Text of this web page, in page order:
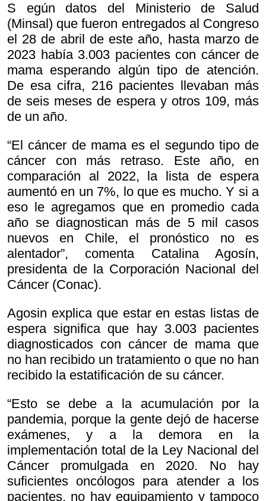
S egún datos del Ministerio de Salud
(Minsal) que fueron entregados al Congreso
el 28 de abril de este año, hasta marzo de
2023 había 3.003 pacientes con cáncer de
mama esperando algún tipo de atención.
De esa cifra, 216 pacientes llevaban más
de seis meses de espera y otros 109, más
de un año.
“El cáncer de mama es el segundo tipo de
cáncer con más retraso. Este año, en
comparación al 2022, la lista de espera
aumentó en un 7%, lo que es mucho. Y si a
eso le agregamos que en promedio cada
año se diagnostican más de 5 mil casos
nuevos en Chile, el pronóstico no es
alentador”, comenta Catalina Agosín,
presidenta de la Corporación Nacional del
Cáncer (Conac).
Agosin explica que estar en estas listas de
espera significa que hay 3.003 pacientes
diagnosticados con cáncer de mama que
no han recibido un tratamiento o que no han
recibido la estatificación de su cáncer.
“Esto se debe a la acumulación por la
pandemia, porque la gente dejó de hacerse
exámenes, y a la demora en la
implementación total de la Ley Nacional del
Cáncer promulgada en 2020. No hay
suficientes oncólogos para atender a los
pacientes, no hay equipamiento y tampoco